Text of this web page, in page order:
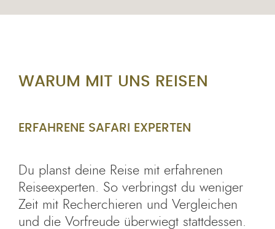
WARUM MIT UNS REISEN
ERFAHRENE SAFARI EXPERTEN
Du planst deine Reise mit erfahrenen
Reiseexperten. So verbringst du weniger
Zeit mit Recherchieren und Vergleichen
und die Vorfreude überwiegt stattdessen.